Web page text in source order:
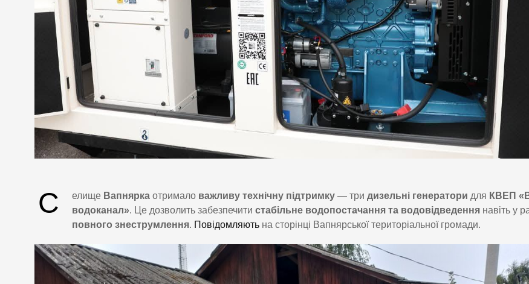
С елище Вапнярка отримало важливу технічну підтримку — три дизельні генератори для КВЕП
водоканал». Це дозволить забезпечити стабільне водопостачання та водовідведення навіть у
повного знеструмлення. Повідомляють на сторінці Вапнярської територіальної громади.